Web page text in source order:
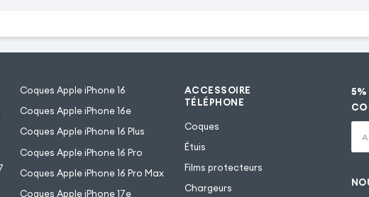
Coques Apple iPhone 16
Coques Apple iPhone 16e
Coques Apple iPhone 16 Plus
Coques Apple iPhone 16 Pro
Coques Apple iPhone 16 Pro Max
Coques Apple iPhone 17e
ACCESSOIRE
TÉLÉPHONE
Coques
Étuis
Films protecteurs
Chargeurs
5%